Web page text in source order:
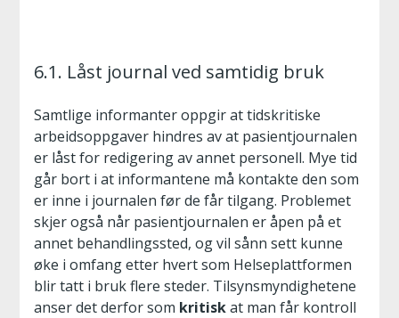
6.1. Låst journal ved samtidig bruk
Samtlige informanter oppgir at tidskritiske
arbeidsoppgaver hindres av at pasientjournalen
er låst for redigering av annet personell. Mye tid
går bort i at informantene må kontakte den som
er inne i journalen før de får tilgang. Problemet
skjer også når pasientjournalen er åpen på et
annet behandlingssted, og vil sånn sett kunne
øke i omfang etter hvert som Helseplattformen
blir tatt i bruk flere steder. Tilsynsmyndighetene
anser det derfor som kritiskat man får kontroll